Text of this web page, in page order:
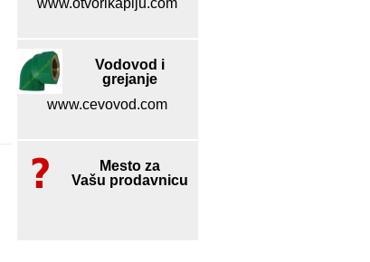
www.otvorikapiju.com
Vodovod i
grejanje
www.cevovod.com
Mesto za
Vašu prodavnicu